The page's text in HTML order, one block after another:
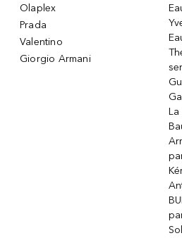
Olaplex
Prada
Valentino
Giorgio Armani
La